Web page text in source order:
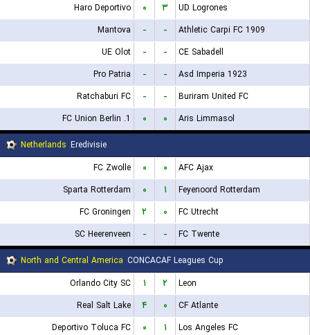
Haro Deportivo
۰ ۳
UD Logrones
Mantova
- -
Athletic Carpi FC 1909
UE Olot
- -
CE Sabadell
Pro Patria
- -
Asd Imperia 1923
Ratchaburi FC
- -
Buriram United FC
1. FC Union Berlin
۰ ۰
Aris Limmasol
Netherlands Eredivisie
FC Zwolle
۰ ۰
AFC Ajax
Sparta Rotterdam
۰ ۱
Feyenoord Rotterdam
FC Groningen
۲ ۰
FC Utrecht
SC Heerenveen
- -
FC Twente
North and Central America CONCACAF Leagues Cup
Orlando City SC
۱ ۲
Leon
Real Salt Lake
۴ ۰
CF Atlante
Deportivo Toluca FC
۰ ۱
Los Angeles FC